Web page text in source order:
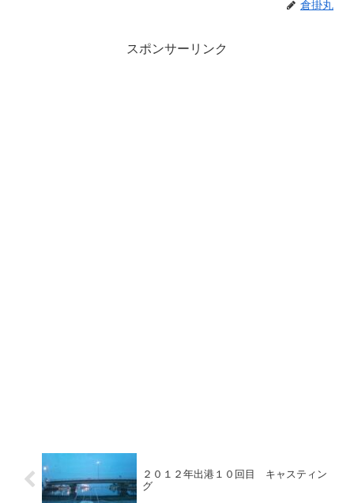
倉掛丸
スポンサーリンク
２０１２年出港１０回目 キャスティン
グ